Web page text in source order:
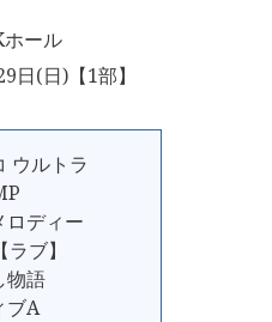
ール
日(日)【1部】
ウルトラ
ロディー
ブ】
物語
ブA